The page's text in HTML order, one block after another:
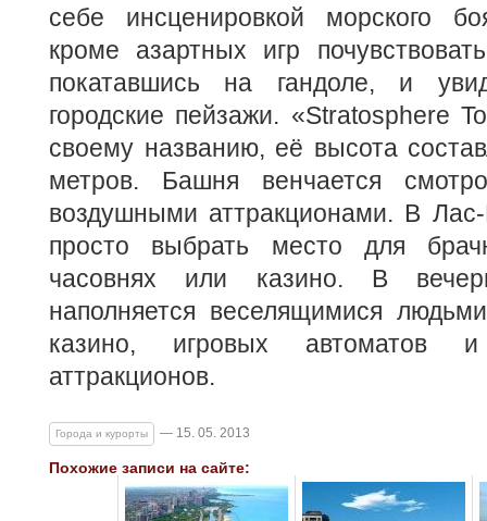
себе инсценировкой морского
кроме азартных игр
покатавшись на гандоле, и
городские пейзажи. «Stratosphere
своему названию, её высота
метров. Башня венчается
воздушными аттракционами. В Лас-
просто выбрать место для
часовнях или казино. В
наполняется веселящимися
казино, игровых автоматов и
аттракционов.
Города и курорты — 15. 05. 2013
Похожие записи на сайте: